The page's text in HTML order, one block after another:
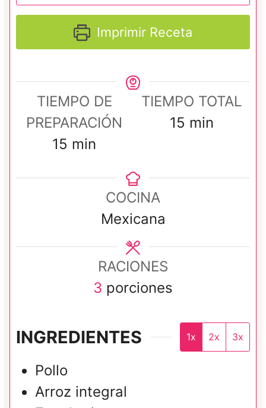
Imprimir Receta
TIEMPO DE
PREPARACIÓN
15 m
o
min
TIEMPO TOTAL
15 m
s
min
COCINA
Mexicana
RACIONES
3 porciones
INGREDIENTES 1x 2x 3x
Pollo
Arroz integral